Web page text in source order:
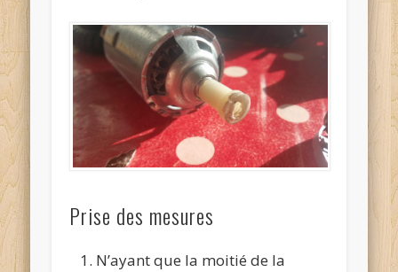
Prise des mesures
N’ayant que la moitié de la